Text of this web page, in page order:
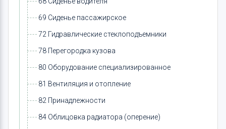
69 Сиденье пассажирское
72 Гидравлические стеклоподъемники
78 Перегородка кузова
80 Оборудование специализированное
81 Вентиляция и отопление
82 Принадлежности
84 Облицовка радиатора (оперение)